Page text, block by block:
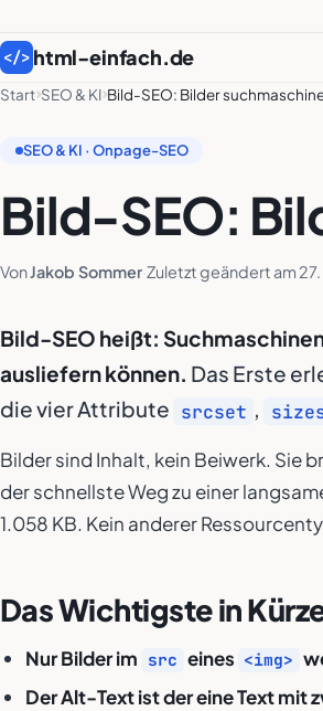
</> html-einfach.de
Start SEO & KI Bild-SEO: Bilder
SEO & KI · Onpage-SEO
Bild-SEO:
VonJakob Sommer Zuletzt geändert am
Bild-SEO heißt:
ausliefern können. Das Erste
die vier Attribute srcset ,
Bilder sind Inhalt, kein Beiwerk. Sie
der schnellste Weg zu einer
1.058 KB. Kein anderer
Das Wichtigste in
Nur Bilder im src eines <img>
Der Alt-Text ist der eine Text mit